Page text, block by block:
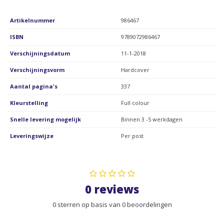
Artikelnummer 986467
ISBN 9789072986467
Verschijningsdatum 11-1-2018
Verschijningsvorm Hardcover
Aantal pagina's 337
Kleurstelling Full colour
Snelle levering mogelijk Binnen 3 -5 werkdagen
Leveringswijze Per post
0 reviews
0 sterren op basis van 0 beoordelingen